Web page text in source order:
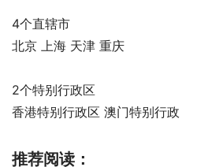
4个直辖市
北京 上海 天津 重庆
2个特别行政区
香港特别行政区 澳门特别行政
推荐阅读：